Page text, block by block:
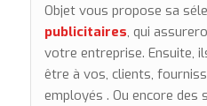
Objet vous propose sa
publicitaires, qui
votre entreprise. Ensuite,
être à vos, clients,
employés . Ou encore des